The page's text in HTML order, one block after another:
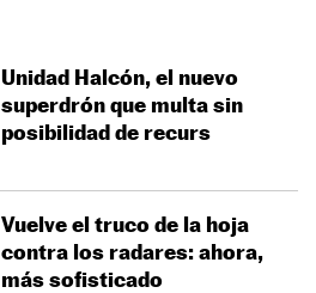
Unidad Halcón, el nuevo
superdrón que multa sin
posibilidad de recurs
Vuelve el truco de la hoja
contra los radares: ahora,
más sofisticado